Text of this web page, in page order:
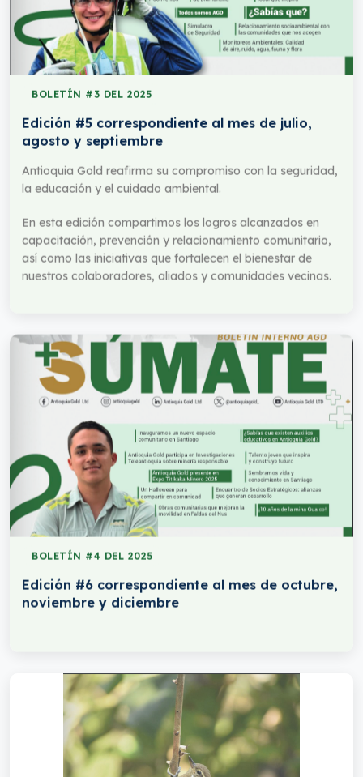
BOLETÍN #3 DEL 2025
Edición #5 correspondiente al mes de julio,
agosto y septiembre
Antioquia Gold reafirma su compromiso con la seguridad,
la educación y el cuidado ambiental.
En esta edición compartimos los logros alcanzados en
capacitación, prevención y relacionamiento comunitario,
así como las iniciativas que fortalecen el bienestar de
nuestros colaboradores, aliados y comunidades vecinas.
BOLETÍN #4 DEL 2025
Edición #6 correspondiente al mes de octubre,
noviembre y diciembre